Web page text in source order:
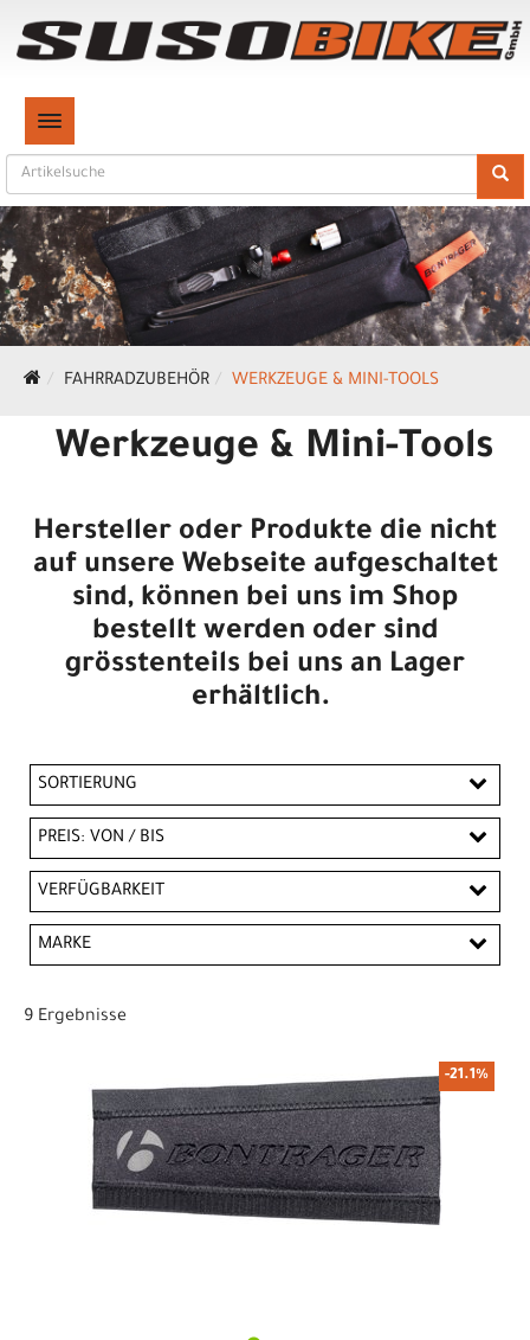
TOGGLE NAVIGATION
FAHRRADZUBEHÖR WERKZEUGE & MINI-TOOLS
Werkzeuge & Mini-Tools
Hersteller oder Produkte die nicht
auf unsere Webseite aufgeschaltet
sind, können bei uns im Shop
bestellt werden oder sind
grösstenteils bei uns an Lager
erhältlich.
SORTIERUNG
PREIS: VON / BIS
CHF
VERFÜGBARKEIT
MARKE
9 Ergebnisse
-21.1%